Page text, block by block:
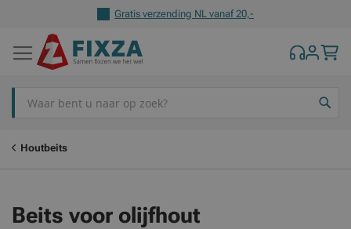
Gratis verzending NL vanaf 20,-
Houtbeits
Beits voor olijfhout